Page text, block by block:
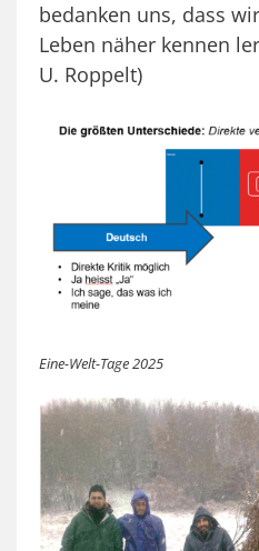
bedanken uns, dass
Leben näher kennen
U. Roppelt)
Eine-Welt-Tage 2025